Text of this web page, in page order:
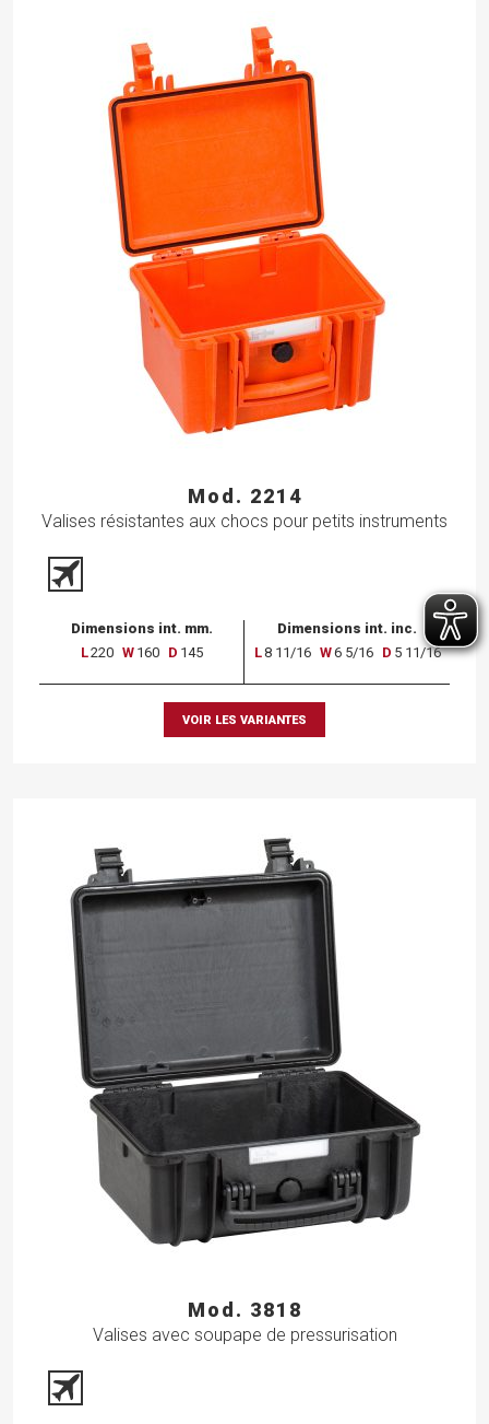
Mod. 2214
Valises résistantes aux chocs pour petits instruments
Dimensions int. mm.
L220 W 160 D 145
Dimensions int. inc.
L8 11/16 W6 5/16 D 5 11/16
VOIR LES VARIANTES
Mod. 3818
Valises avec soupape de pressurisation